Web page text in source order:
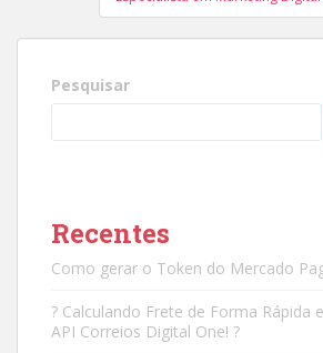
Pesquisar
Recentes
Como gerar o Token do Mercado
? Calculando Frete de Forma Rápida
API Correios Digital One! ?